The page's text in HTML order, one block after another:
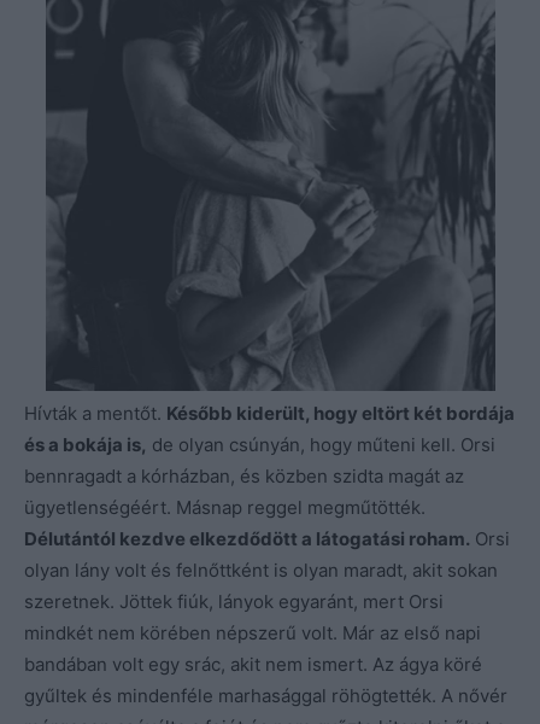
Hívták a mentőt. Később kiderült, hogy eltört két bordája
és a bokája is, de olyan csúnyán, hogy műteni kell. Orsi
bennragadt a kórházban, és közben szidta magát az
ügyetlenségéért. Másnap reggel megműtötték.
Délutántól kezdve elkezdődött a látogatási roham. Orsi
olyan lány volt és felnőttként is olyan maradt, akit sokan
szeretnek. Jöttek fiúk, lányok egyaránt, mert Orsi
mindkét nem körében népszerű volt. Már az első napi
bandában volt egy srác, akit nem ismert. Az ágya köré
gyűltek és mindenféle marhasággal röhögtették. A nővér